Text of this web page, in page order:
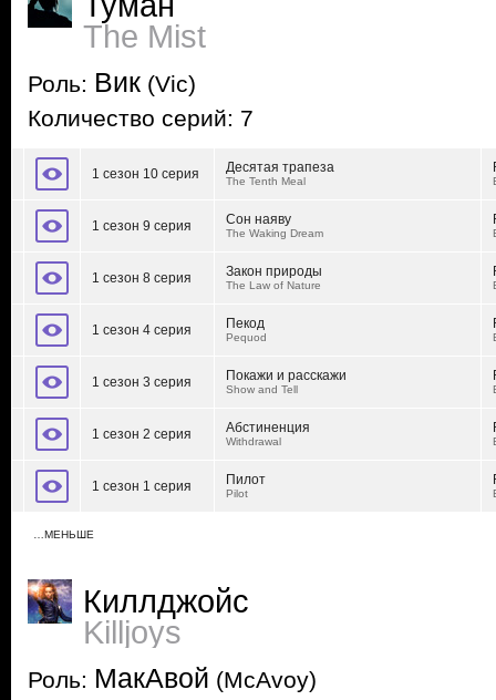
The Mist
Роль: Вик (Vic)
Количество серий: 7
1 сезон 10 серия Десятая трапеза
The Tenth Meal
1 сезон 9 серия Сон наяву
The Waking Dream
1 сезон 8 серия Закон природы
The Law of Nature
1 сезон 4 серия Пекод
Pequod
1 сезон 3 серия Покажи и расскажи
Show and Tell
1 сезон 2 серия Абстиненция
Withdrawal
1 сезон 1 серия Пилот
Pilot
…МЕНЬШЕ
Киллджойс
Killjoys
Роль: МакАвой (McAvoy)